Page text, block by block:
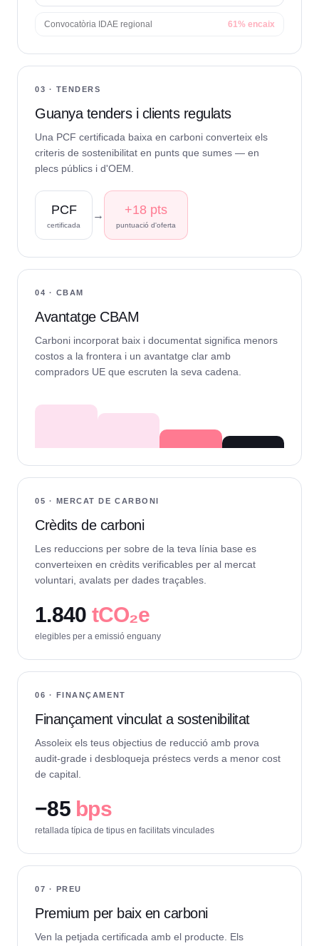
Convocatòria IDAE regional 61% encaix
03 · TENDERS
Guanya tenders i clients regulats
Una PCF certificada baixa en carboni converteix els
criteris de sostenibilitat en punts que sumes — en
plecs públics i d'OEM.
PCF
certificada
→ +18 pts
puntuació d'oferta
04 · CBAM
Avantatge CBAM
Carboni incorporat baix i documentat significa menors
costos a la frontera i un avantatge clar amb
compradors UE que escruten la seva cadena.
05 · MERCAT DE CARBONI
Crèdits de carboni
Les reduccions per sobre de la teva línia base es
converteixen en crèdits verificables per al mercat
voluntari, avalats per dades traçables.
1.840 tCO₂e
elegibles per a emissió enguany
06 · FINANÇAMENT
Finançament vinculat a sostenibilitat
Assoleix els teus objectius de reducció amb prova
audit-grade i desbloqueja préstecs verds a menor cost
de capital.
−85bps
retallada típica de tipus en facilitats vinculades
07 · PREU
Premium per baix en carboni
Ven la petjada certificada amb el producte. Els